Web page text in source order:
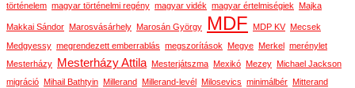
történelem magyar történelmi regény magyar vidék magyar értelmiségiek Majka
Makkai Sándor Marosvásárhely Marosán György MDF MDP KV Mecsek
Medgyessy megrendezett emberrablás megszorítások Megye Merkel
merénylet
Mesterházy
Mesterházy Attila Mesterjátszma Mexikó Mezey Michael Jackson
migráció Mihail Bathtyin Millerand Millerand-levél Milosevics minimálbér Mitterand